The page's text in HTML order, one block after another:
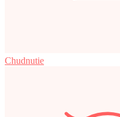
Chudnutie